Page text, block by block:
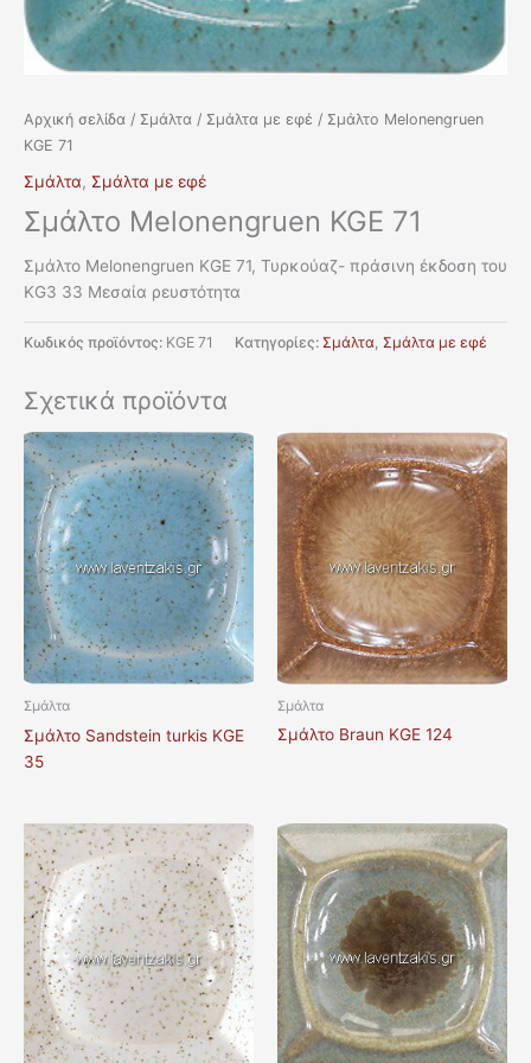
Αρχική σελίδα / Σμάλτα / Σμάλτα με εφέ / Σμάλτο Melonengruen
KGE 71
Σμάλτα, Σμάλτα με εφέ
Σμάλτο Melonengruen KGE 71
Σμάλτο Melonengruen KGE 71, Τυρκούαζ- πράσινη έκδοση του
KG3 33 Μεσαία ρευστότητα
Κωδικός προϊόντος: KGE 71 Κατηγορίες: Σμάλτα, Σμάλτα με εφέ
Σχετικά προϊόντα
Σμάλτα
Σμάλτο Sandstein turkis KGE
35
Σμάλτα
Σμάλτο Braun KGE 124